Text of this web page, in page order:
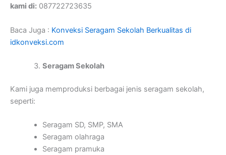
kami di: 087722723635
Baca Juga : Konveksi Seragam Sekolah Berkualitas di
idkonveksi.com
Seragam Sekolah
Kami juga memproduksi berbagai jenis seragam sekolah,
seperti:
Seragam SD, SMP, SMA
Seragam olahraga
Seragam pramuka